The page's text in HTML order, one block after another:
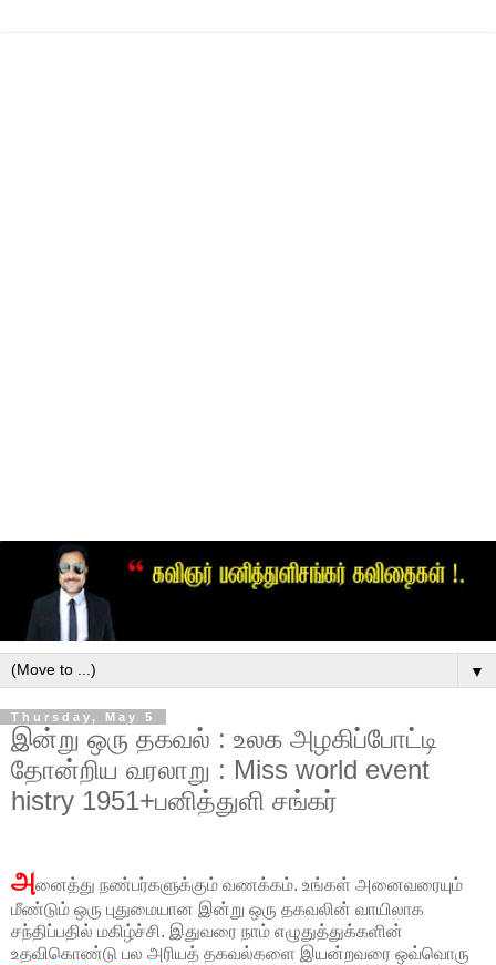
▼
Thursday, May 5
இன்று ஒரு தகவல் : உலக அழகிப்போட்டி
தோன்றிய வரலாறு : Miss world event
histry 1951+பனித்துளி சங்கர்
அனைத்து நண்பர்களுக்கும் வணக்கம். உங்கள் அனைவரையும்
மீண்டும் ஒரு புதுமையான இன்று ஒரு தகவலின் வாயிலாக
சந்திப்பதில் மகிழ்ச்சி. இதுவரை நாம் எழுதுத்துக்களின்
உதவிகொண்டு பல அரியத் தகவல்களை இயன்றவரை ஒவ்வொரு